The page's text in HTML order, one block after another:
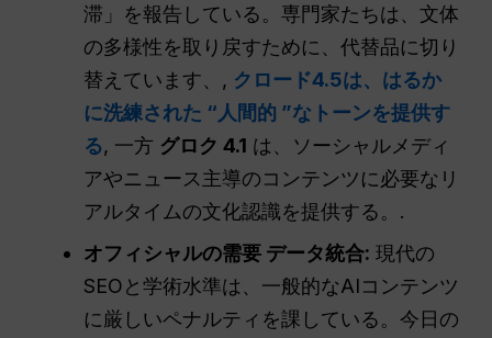
滞」を報告している。専門家たちは、文体
の多様性を取り戻すために、代替品に切り
替えています、, クロード4.5は、はるか
に洗練された “人間的 ”なトーンを提供す
る, 一方 グロク 4.1 は、ソーシャルメディ
アやニュース主導のコンテンツに必要なリ
アルタイムの文化認識を提供する。.
オフィシャルの需要 データ統合: 現代の
SEOと学術水準は、一般的なAIコンテンツ
に厳しいペナルティを課している。今日の